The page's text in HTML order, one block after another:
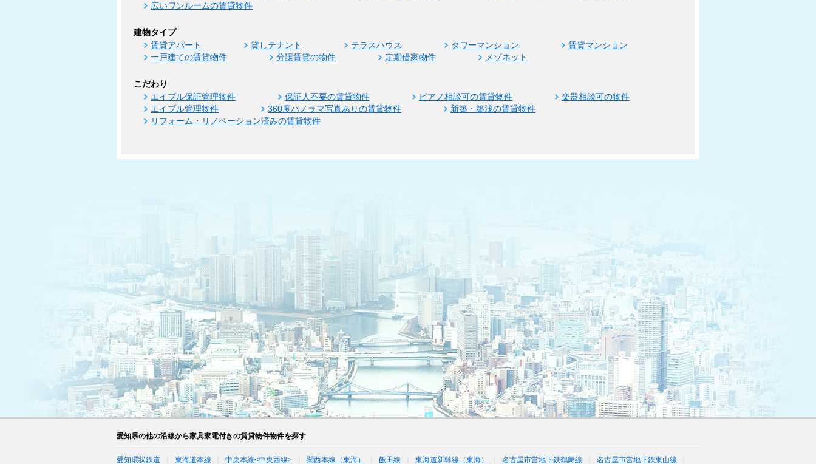
広いワンルームの賃貸物件
建物タイプ
賃貸アパート 貸しテナント テラスハウス タワーマンション
賃貸マンション
一戸建ての賃貸物件
分譲賃貸の物件 定期借家物件 メゾネット
こだわり
エイブル保証管理物件 保証人不要の賃貸物件 ピアノ相談可の賃貸物件
楽器相談可の物件
エイブル管理物件
360度パノラマ写真ありの賃貸物件
新築・築浅の賃貸物件
リフォーム・リノベーション済みの賃貸物件
愛知県の他の沿線から家具家電付きの賃貸物件物件を探す
愛知環状鉄道 東海道本線 中央本線<中央西線> 関西本線（東海） 飯田線 東海道新幹線（東海） 名古屋市営地下鉄鶴舞線
名古屋市営地下鉄東山線